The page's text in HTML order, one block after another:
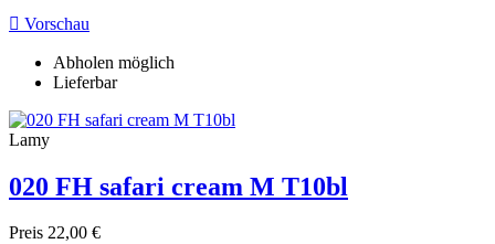
 Vorschau
Abholen möglich
Lieferbar
Lamy
020 FH safari cream M T10bl
Preis 22,00 €